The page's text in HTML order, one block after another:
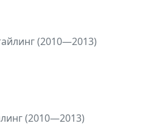
(2010—2013)
(2010—2013)